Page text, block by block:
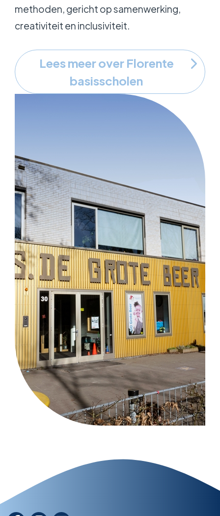
methoden, gericht op samenwerking,
creativiteit en inclusiviteit.
Lees meer over Florente
basisscholen